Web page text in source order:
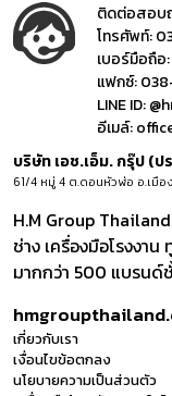
ติดต่อสอบ
โทรศัพท์:
เบอร์มือถือ:
แฟกซ์:
LINE ID:
อีเมล์:
บริษัท เอช.เอ็ม. กรุ๊ป (ป
61/4 หมู่ 4 ต.ดอนหัวฬ่อ อ.เมื
H.M Group
ช่าง เครื่องมือโรงงา
มากกว่า 500 แบรนด์
เกี่ยวกับเรา
เงื่อนไขข้อตกลง
นโยบายความเป็นส่วนตัว